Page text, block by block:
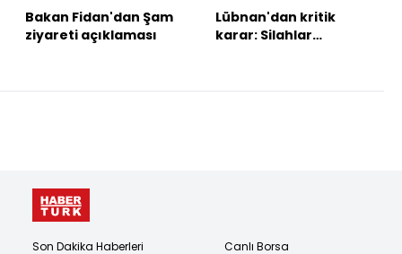
Bakan Fidan'dan Şam
ziyareti açıklaması
Lübnan'dan kritik
karar: Silahlar
Son Dakika Haberleri
Canlı Borsa